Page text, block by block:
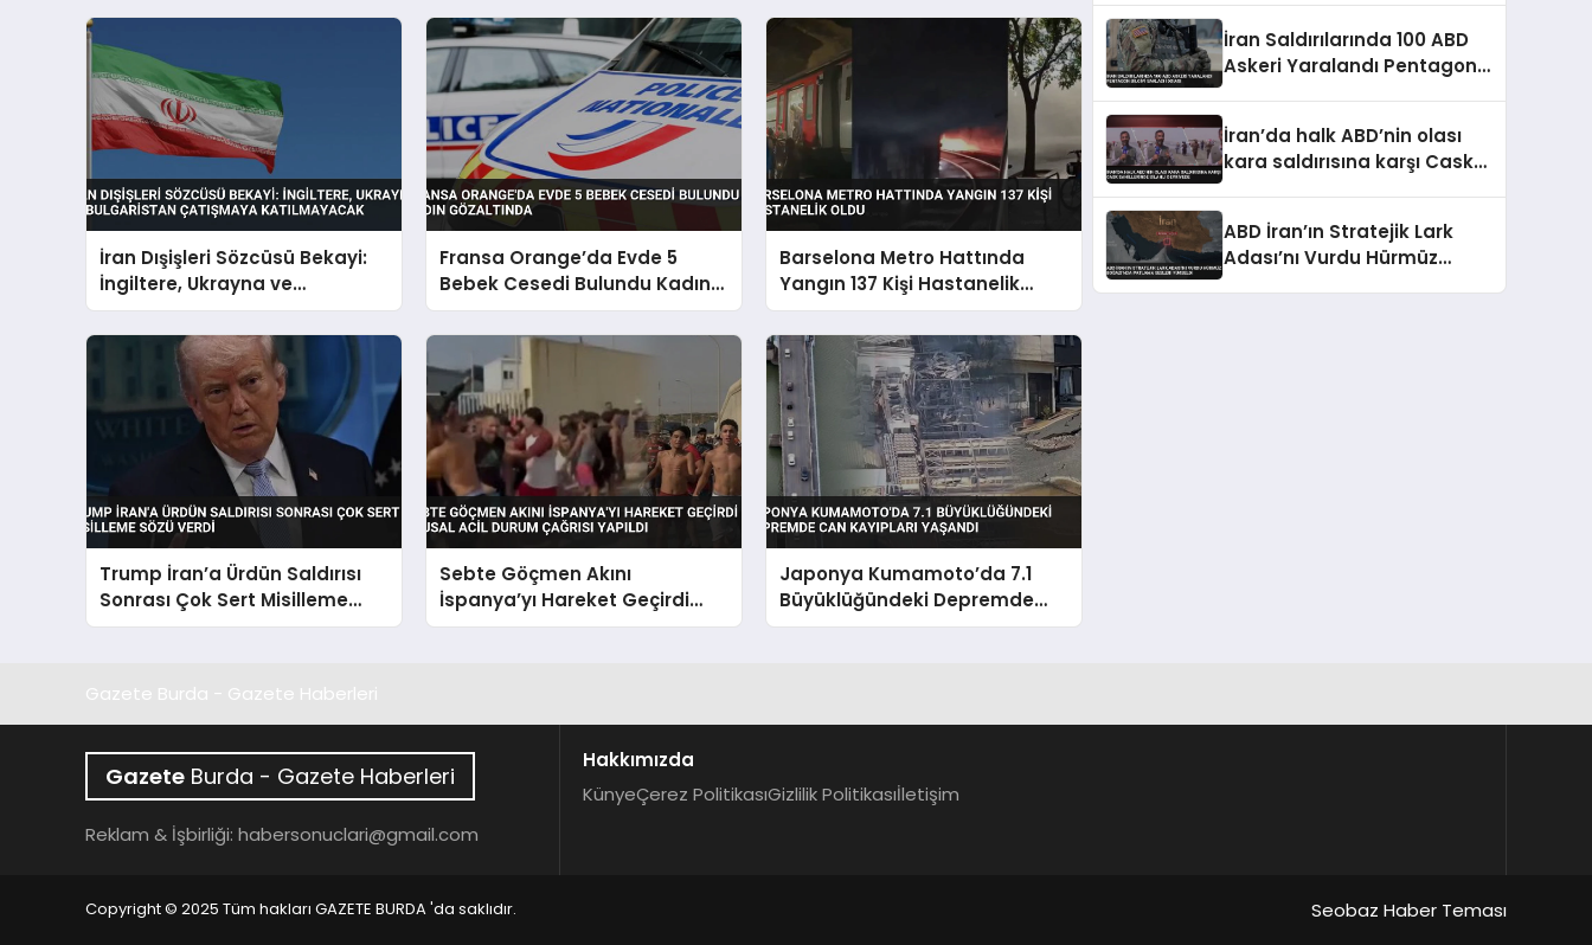
İran Dışişleri Sözcüsü Bekayi:
İngiltere, Ukrayna ve
Bulgaristan Çatışmaya
Katılmayacak
Fransa Orange’da Evde 5
Bebek Cesedi Bulundu Kadın
Gözaltında
Barselona Metro Hattında
Yangın 137 Kişi Hastanelik
Oldu
Trump İran’a Ürdün Saldırısı
Sonrası Çok Sert Misilleme
Sözü Verdi
Sebte Göçmen Akını
İspanya’yı Hareket Geçirdi
Ulusal Acil Durum Çağrısı
Japonya Kumamoto’da 7.1
Büyüklüğündeki Depremde
Can Kayıpları Yaşandı
İran Saldırılarında 100 ABD
Askeri Yaralandı Pentagon
İran’da halk ABD’nin olası
kara saldırısına karşı Cask
ABD İran’ın Stratejik Lark
Adası’nı Vurdu Hürmüz
Gazete Burda - Gazete Haberleri
Gazete Burda - Gazete Haberleri
Reklam & İşbirliği: habersonuclari@gmail.com
Hakkımızda
KünyeÇerez PolitikasıGizlilik Politikasıİletişim
Copyright © 2025 Tüm hakları GAZETE BURDA 'da saklıdır. Seobaz Haber Teması